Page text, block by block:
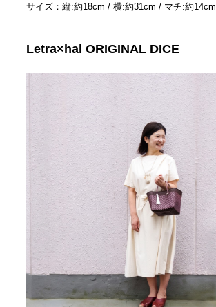
サイズ：縦:約18cm / 横:約31cm / マチ:約14cm
Letra×hal ORIGINAL DICE